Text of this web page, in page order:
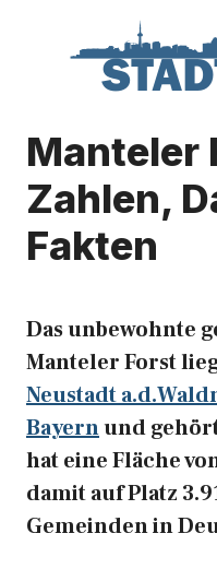
Manteler
Zahlen,
Fakten
Das unbewohnte
Manteler Forst
Neustadt
Bayernund
hat eine Fläche
damit auf Platz
Gemeinden in